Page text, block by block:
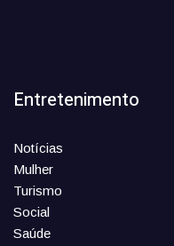
Entretenimento
Notícias
Mulher
Turismo
Social
Saúde